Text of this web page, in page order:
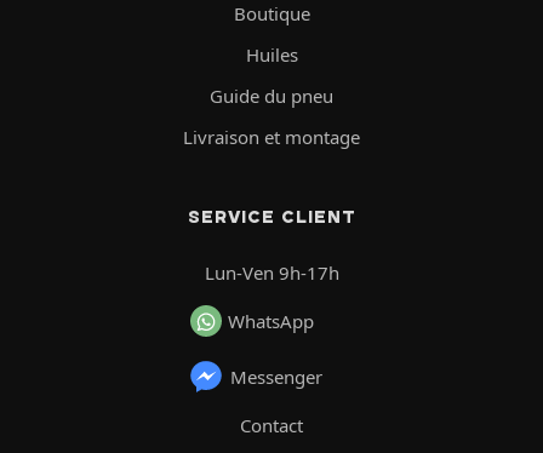
Boutique
Huiles
Guide du pneu
Livraison et montage
SERVICE CLIENT
Lun-Ven 9h-17h
WhatsApp
Messenger
Contact